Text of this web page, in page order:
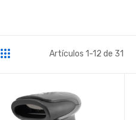
Parrilla Artículos 1-12 de 31